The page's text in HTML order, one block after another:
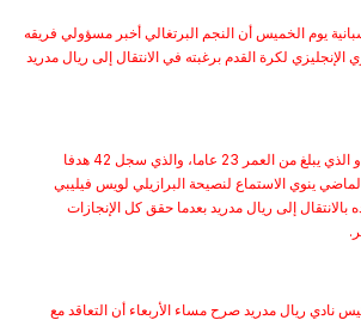
يوم الخميس أن النجم البرتغالي أخبر مسؤولي فريقه
لكرة القدم برغبته في الانتقال إلى ريال مدريد
أوضحت الصحيفة أن رونالدو الذي يبلغ من العمر 23 عاما، والذي سجل 42 هدفا
ينوي الاستماع لنصيحة البرازيلي لويس فيليبي
إلى ريال مدريد بعدما حقق كل الإنجازات
نادي ريال مدريد صرح مساء الأربعاء أن التعاقد مع